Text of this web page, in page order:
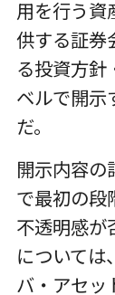
用を行う資
供する証券
る投資方針
ベルで開示
だ。
開示内容の
で最初の段
不透明感が
については
バ・アセッ